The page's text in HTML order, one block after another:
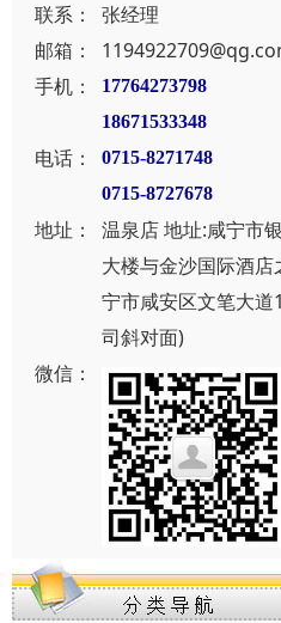
联系：
张经理
邮箱：
手机：
17764273798
18671533348
电话：
0715-8271748
0715-8727678
地址：
温泉店 地址:咸宁市
大楼与金沙国际酒
宁市咸安区文笔大
司斜对面)
微信：